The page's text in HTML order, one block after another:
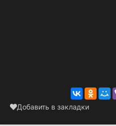
Добавить в закладки